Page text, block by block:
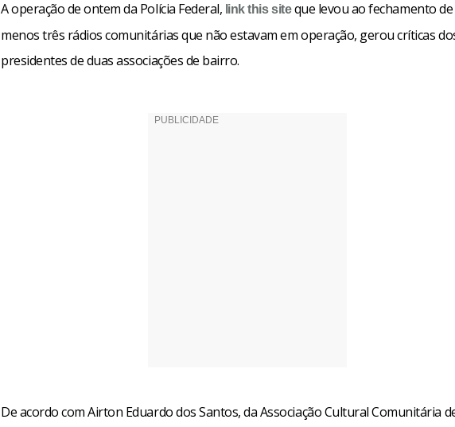
A operação de ontem da Polícia Federal, link this siteque levou ao fechamento
menos três rádios comunitárias que não estavam em operação, gerou críticas
presidentes de duas associações de bairro.
De acordo com Airton Eduardo dos Santos, da Associação Cultural Comunitária